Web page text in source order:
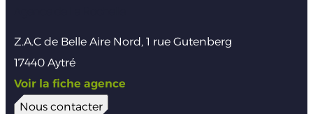
Z.A.C de Belle Aire Nord, 1 rue Gutenberg
17440 Aytré
Voir la fiche agence
Nous contacter